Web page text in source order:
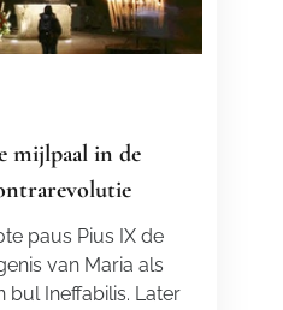
mijlpaal in de
paus Pius IX de
van Maria als
Ineffabilis. Later